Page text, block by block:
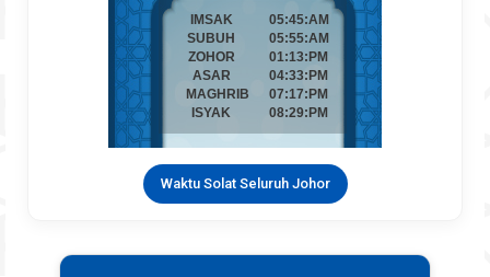
Waktu Solat Seluruh Johor